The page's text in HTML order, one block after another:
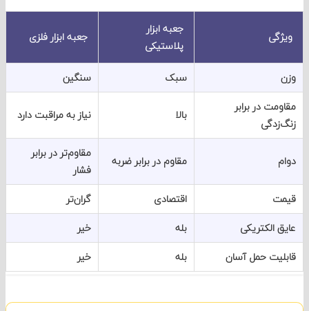
جعبه ابزار
پلاستیکی
جعبه ابزار فلزی
در برابر
نیاز به مراقبت دارد
مقاوم در برابر ضربه
مقاوم‌تر در برابر
فشار
اقتصادی
الکتریکی
حمل آسان